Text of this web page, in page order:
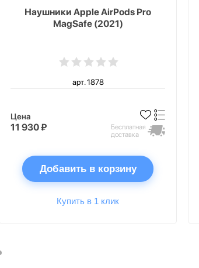
Наушники Apple AirPods Pro
MagSafe (2021)
арт. 1878
Цена
11 930 ₽
Бесплатная
доставка
Добавить в корзину
Купить в 1 клик